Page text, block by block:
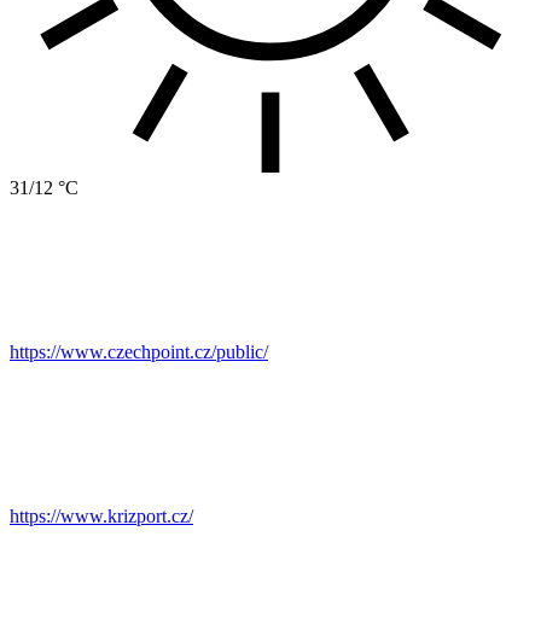
31/12 °C
https://www.czechpoint.cz/public/
https://www.krizport.cz/